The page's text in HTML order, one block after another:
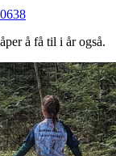
å få til i år også.